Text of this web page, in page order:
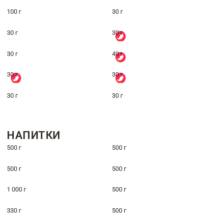
100 г 30 г
30 г 30 г
30 г 40 г
30 г 30 г
30 г 30 г
НАПИТКИ
500 г 500 г
500 г 500 г
1 000 г 500 г
330 г 500 г